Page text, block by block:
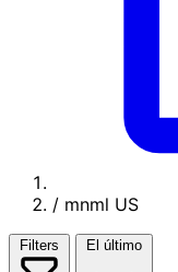
/ mnml US
Filters El último